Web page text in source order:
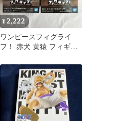
¥2,222
ワンピースフィグライ
フ！ 赤犬 黄猿 フィギュ